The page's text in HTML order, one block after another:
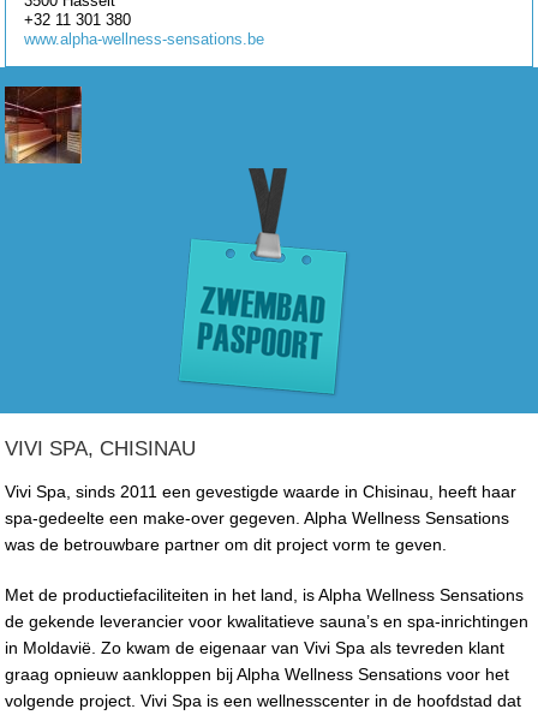
+32 11 301 380
www.alpha-wellness-sensations.be
VIVI SPA, CHISINAU
Vivi Spa, sinds 2011 een gevestigde waarde in Chisinau, heeft haar
spa-gedeelte een make-over gegeven. Alpha Wellness Sensations
was de betrouwbare partner om dit project vorm te geven.
Met de productiefaciliteiten in het land, is Alpha Wellness Sensations
de gekende leverancier voor kwalitatieve sauna’s en spa-inrichtingen
in Moldavië. Zo kwam de eigenaar van Vivi Spa als tevreden klant
graag opnieuw aankloppen bij Alpha Wellness Sensations voor het
volgende project. Vivi Spa is een wellnesscenter in de hoofdstad dat